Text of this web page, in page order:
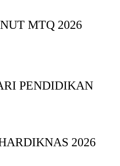
MTQ 2026
PENDIDIKAN
2026